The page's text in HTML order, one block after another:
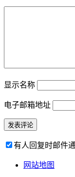
显示名称
电子邮箱地址
有人回复时邮件
网站地图